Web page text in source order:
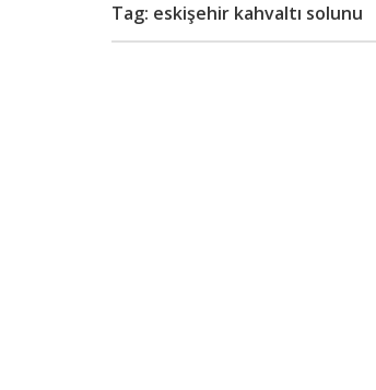
Tag: eskişehir kahvaltı solunu